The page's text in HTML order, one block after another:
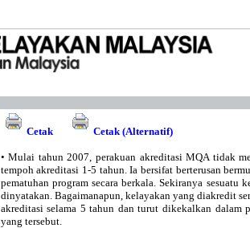
Cetak Cetak (Alternatif)
• Mulai tahun 2007, perakuan akreditasi MQA tidak
tempoh akreditasi 1-5 tahun. Ia bersifat berterusan
pematuhan program secara berkala. Sekiranya
dinyatakan. Bagaimanapun, kelayakan yang diakredit
akreditasi selama 5 tahun dan turut dikekalkan dalam
yang tersebut.